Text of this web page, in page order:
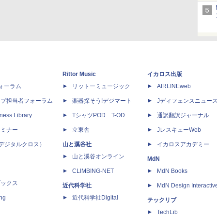
ーラム
担当者フォーラム
Library
ナー
ジタルクロス）
クス
Rittor Music
リットーミュージック
楽器探そう!デジマート
TシャツPOD T-OD
立東舎
山と溪谷社
山と溪谷オンライン
CLIMBING-NET
近代科学社
近代科学社Digital
イカロス出版
AIRLINEweb
Jディフェンスニュー
通訳翻訳ジャーナル
JレスキューWeb
イカロスアカデミー
MdN
MdN Books
MdN Design
テックリブ
TechLib